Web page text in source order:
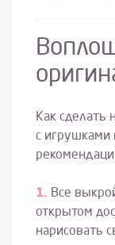
Как сделать
с игрушками
Все
открытом
нарисовать